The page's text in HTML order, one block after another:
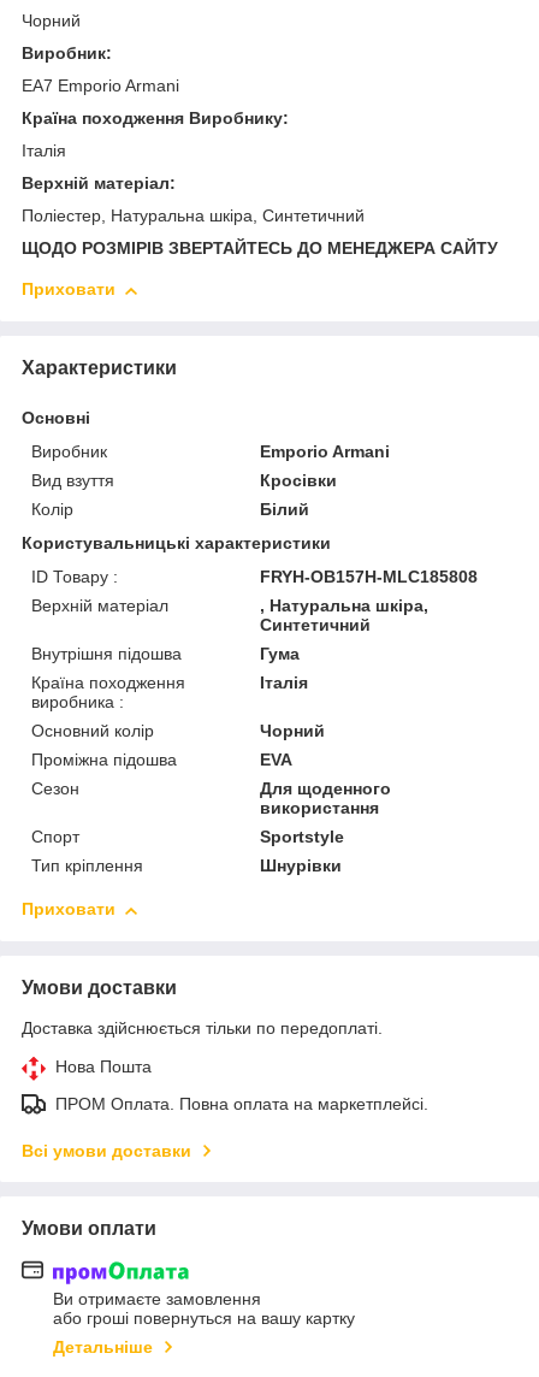
Чорний
Виробник:
EA7 Emporio Armani
Країна походження Виробнику:
Італія
Верхній матеріал:
Поліестер, Натуральна шкіра, Синтетичний
ЩОДО РОЗМІРІВ ЗВЕРТАЙТЕСЬ ДО МЕНЕДЖЕРА САЙТУ
Приховати
Характеристики
Основні
Виробник
Emporio Armani
Вид взуття
Кросівки
Колір
Білий
Користувальницькі характеристики
ID Товару :
FRYH-OB157H-MLC185808
Верхній матеріал
, Натуральна шкіра,
Синтетичний
Внутрішня підошва
Гума
Країна походження
виробника :
Італія
Основний колір
Чорний
Проміжна підошва
EVA
Сезон
Для щоденного
використання
Спорт
Sportstyle
Тип кріплення
Шнурівки
Приховати
Умови доставки
Доставка здійснюється тільки по передоплаті.
Нова Пошта
ПРОМ Оплата. Повна оплата на маркетплейсі.
Всі умови доставки
Умови оплати
Ви отримаєте замовлення
або гроші повернуться на вашу картку
Детальніше